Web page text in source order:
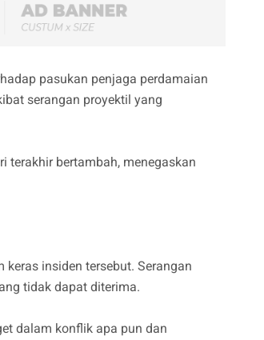
pasukan penjaga perdamaian
serangan proyektil yang
terakhir bertambah, menegaskan
insiden tersebut. Serangan
tidak dapat diterima.
dalam konflik apa pun dan